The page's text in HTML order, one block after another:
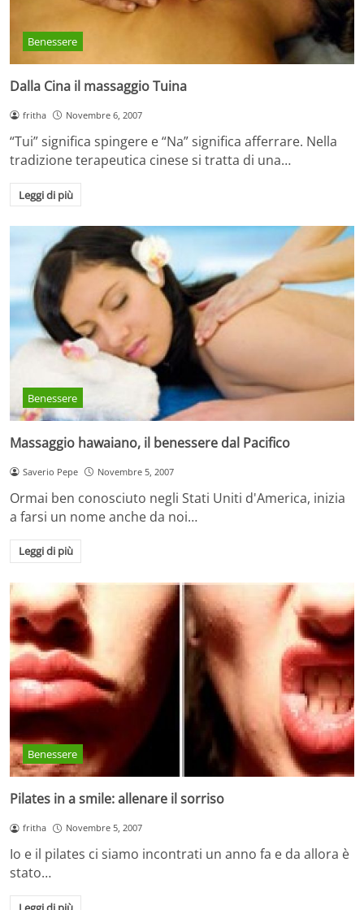
Benessere
Dalla Cina il massaggio Tuina
fritha Novembre 6, 2007
“Tui” significa spingere e “Na” significa afferrare. Nella
tradizione terapeutica cinese si tratta di una…
Leggi di più
Benessere
Massaggio hawaiano, il benessere dal Pacifico
Saverio Pepe Novembre 5, 2007
Ormai ben conosciuto negli Stati Uniti d'America, inizia
a farsi un nome anche da noi…
Leggi di più
Benessere
Pilates in a smile: allenare il sorriso
fritha Novembre 5, 2007
Io e il pilates ci siamo incontrati un anno fa e da allora è
stato…